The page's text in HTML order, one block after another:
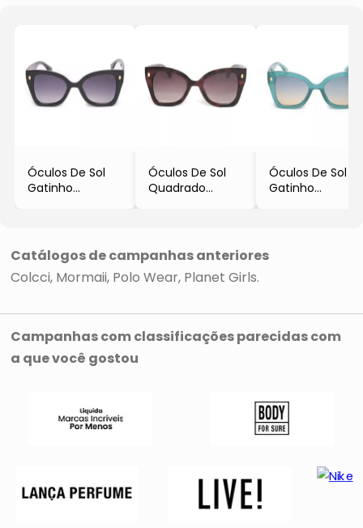
Óculos De Sol
Gatinho
Óculos De Sol
Quadrado
Óculos De Sol
Gatinho
Catálogos de campanhas anteriores
Colcci Mormaii Polo Wear Planet Girls
Campanhas com classificações parecidas com
a que você gostou